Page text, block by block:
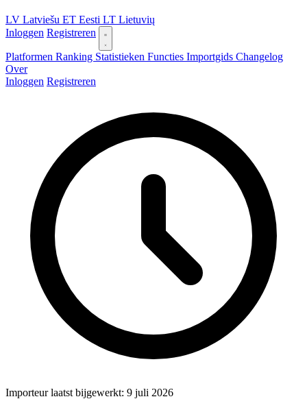
LV Latviešu ET Eesti LT Lietuvių
Inloggen Registreren
Platformen Ranking Statistieken Functies Importgids Changelog
Over
Inloggen Registreren
Importeur laatst bijgewerkt: 9 juli 2026